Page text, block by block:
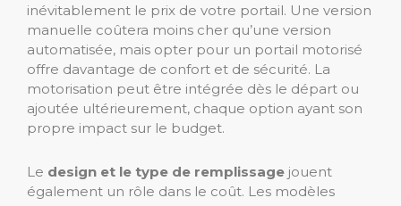
inévitablement le prix de votre portail. Une version
manuelle coûtera moins cher qu’une version
automatisée, mais opter pour un portail motorisé
offre davantage de confort et de sécurité. La
motorisation peut être intégrée dès le départ ou
ajoutée ultérieurement, chaque option ayant son
propre impact sur le budget.
Le design et le type de remplissage jouent
également un rôle dans le coût. Les modèles